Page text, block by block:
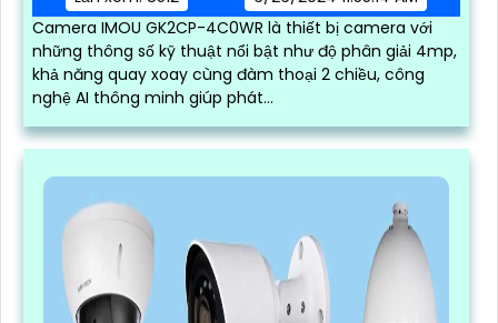
Camera IMOU GK2CP-4C0WR là thiết bị camera với
những thông số kỹ thuật nổi bật như độ phân giải 4mp,
khả năng quay xoay cùng đàm thoại 2 chiều, công
nghệ AI thông minh giúp phát...